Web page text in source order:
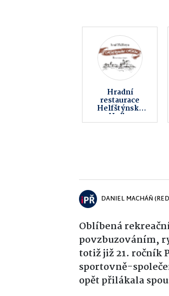
Zvířátkov z.s.
DANIEL MACHÁŇ
Oblíbená
povzbuzováním,
totiž již 21. ročník
sportovně-
opět přilákala